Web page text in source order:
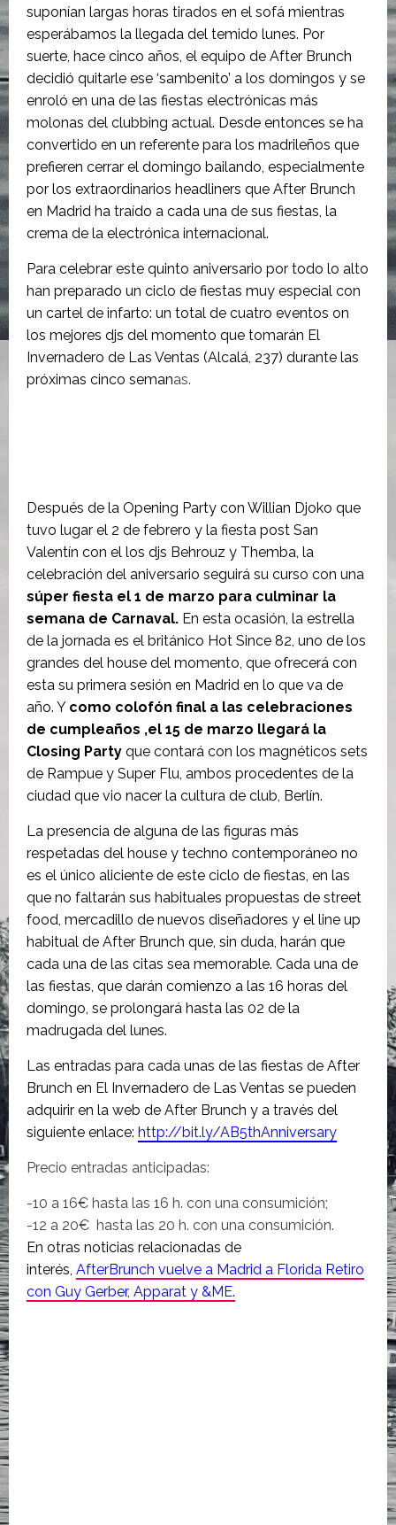
suponían largas horas tirados en el sofá mientras
esperábamos la llegada del temido lunes. Por
suerte, hace cinco años, el equipo de After Brunch
decidió quitarle ese ‘sambenito’ a los domingos y se
enroló en una de las fiestas electrónicas más
molonas del clubbing actual. Desde entonces se ha
convertido en un referente para los madrileños que
prefieren cerrar el domingo bailando, especialmente
por los extraordinarios headliners que After Brunch
en Madrid ha traído a cada una de sus fiestas, la
crema de la electrónica internacional.
Para celebrar este quinto aniversario por todo lo alto
han preparado un ciclo de fiestas muy especial con
un cartel de infarto: un total de cuatro eventos on
los mejores djs del momento que tomarán El
Invernadero de Las Ventas (Alcalá, 237) durante las
próximas cinco semanas.
Después de la Opening Party con Willian Djoko que
tuvo lugar el 2 de febrero y la fiesta post San
Valentín con el los djs Behrouz y Themba, la
celebración del aniversario seguirá su curso con una
súper fiesta el 1 de marzo para culminar la
semana de Carnaval. En esta ocasión, la estrella
de la jornada es el británico Hot Since 82, uno de los
grandes del house del momento, que ofrecerá con
esta su primera sesión en Madrid en lo que va de
año. Y como colofón final a las celebraciones
de cumpleaños ,el 15 de marzo llegará la
Closing Party que contará con los magnéticos sets
de Rampue y Super Flu, ambos procedentes de la
ciudad que vio nacer la cultura de club, Berlín.
La presencia de alguna de las figuras más
respetadas del house y techno contemporáneo no
es el único aliciente de este ciclo de fiestas, en las
que no faltarán sus habituales propuestas de street
food, mercadillo de nuevos diseñadores y el line up
habitual de After Brunch que, sin duda, harán que
cada una de las citas sea memorable. Cada una de
las fiestas, que darán comienzo a las 16 horas del
domingo, se prolongará hasta las 02 de la
madrugada del lunes.
Las entradas para cada unas de las fiestas de After
Brunch en El Invernadero de Las Ventas se pueden
adquirir en la web de After Brunch y a través del
siguiente enlace: http://bit.ly/AB5thAnniversary
Precio entradas anticipadas:
-10 a 16€ hasta las 16 h. con una consumición;
-12 a 20€ hasta las 20 h. con una consumición.
En otras noticias relacionadas de
interés, AfterBrunch vuelve a Madrid a Florida Retiro
con Guy Gerber, Apparat y &ME.